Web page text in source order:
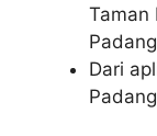
Taman
Dari